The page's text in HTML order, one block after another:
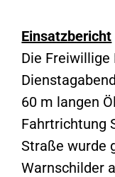
Einsatzbericht
Die Freiwillige
60 m langen
Fahrtrichtung
Straße wurde
Warnschilder